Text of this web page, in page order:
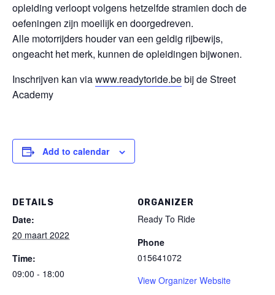
opleiding verloopt volgens hetzelfde stramien doch de
oefeningen zijn moeilijk en doorgedreven.
Alle motorrijders houder van een geldig rijbewijs,
ongeacht het merk, kunnen de opleidingen bijwonen.
Inschrijven kan viawww.readytoride.bebij de Street
Academy
Add to calendar
DETAILS
Date:
20 maart 2022
Time:
09:00 - 18:00
ORGANIZER
Ready To Ride
Phone
015641072
View Organizer Website